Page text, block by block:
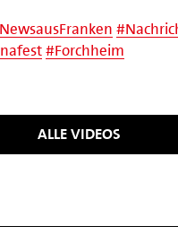
NewsausFranken #
#Forchheim
ALLE VIDEOS